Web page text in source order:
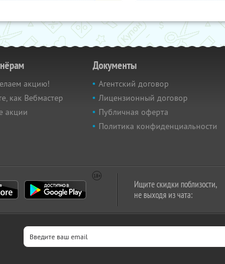
акцию!
как Вебмастер
акции
Документы
Агентский договор
Лицензионный договор
Публичная оферта
Политика конфиденциальности
Ищите скидки поблизости,
не выходя из чата: